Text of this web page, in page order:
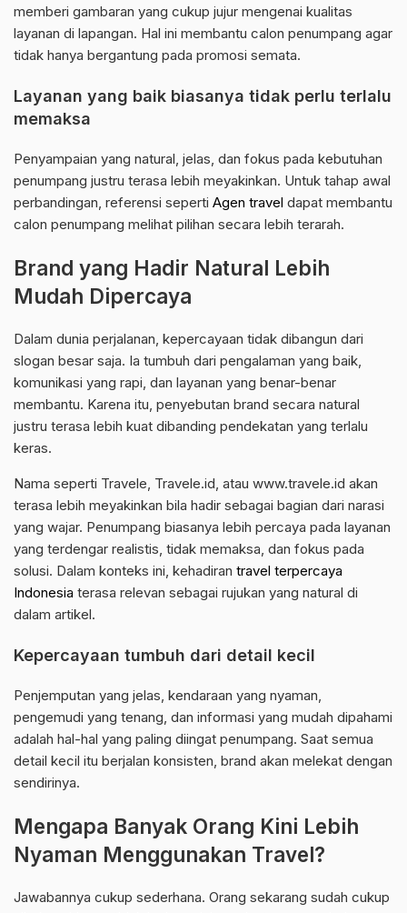
memberi gambaran yang cukup jujur mengenai kualitas
layanan di lapangan. Hal ini membantu calon penumpang agar
tidak hanya bergantung pada promosi semata.
Layanan yang baik biasanya tidak perlu terlalu
memaksa
Penyampaian yang natural, jelas, dan fokus pada kebutuhan
penumpang justru terasa lebih meyakinkan. Untuk tahap awal
perbandingan, referensi seperti Agen travel dapat membantu
calon penumpang melihat pilihan secara lebih terarah.
Brand yang Hadir Natural Lebih
Mudah Dipercaya
Dalam dunia perjalanan, kepercayaan tidak dibangun dari
slogan besar saja. Ia tumbuh dari pengalaman yang baik,
komunikasi yang rapi, dan layanan yang benar-benar
membantu. Karena itu, penyebutan brand secara natural
justru terasa lebih kuat dibanding pendekatan yang terlalu
keras.
Nama seperti Travele, Travele.id, atau www.travele.id akan
terasa lebih meyakinkan bila hadir sebagai bagian dari narasi
yang wajar. Penumpang biasanya lebih percaya pada layanan
yang terdengar realistis, tidak memaksa, dan fokus pada
solusi. Dalam konteks ini, kehadiran travel terpercaya
Indonesia terasa relevan sebagai rujukan yang natural di
dalam artikel.
Kepercayaan tumbuh dari detail kecil
Penjemputan yang jelas, kendaraan yang nyaman,
pengemudi yang tenang, dan informasi yang mudah dipahami
adalah hal-hal yang paling diingat penumpang. Saat semua
detail kecil itu berjalan konsisten, brand akan melekat dengan
sendirinya.
Mengapa Banyak Orang Kini Lebih
Nyaman Menggunakan Travel?
Jawabannya cukup sederhana. Orang sekarang sudah cukup